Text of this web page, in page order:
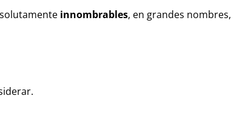
innombrables, en grandes nombres,